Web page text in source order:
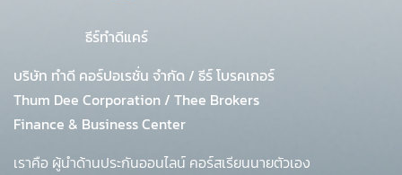
ธีร์ทำดีแคร์
บริษัท ทำดี คอร์ปอเรชั่น จำกัด / ธีร์ โบรคเกอร์
Thum Dee Corporation / Thee Brokers
Finance & Business Center
เราคือ ผู้นำด้านประกันออนไลน์ คอร์สเรียนนายตัวเอง